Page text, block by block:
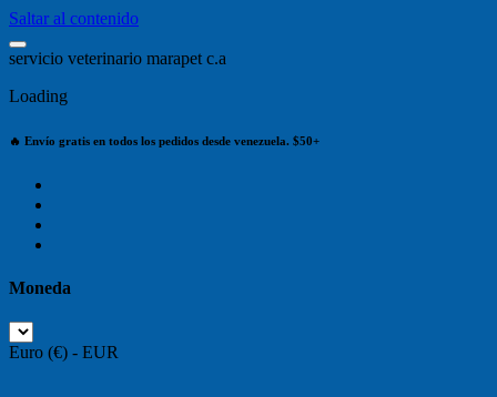
Saltar al contenido
servicio veterinario marapet c.a
Loading
🔥 Envío gratis en todos los pedidos desde venezuela. $50+
Moneda
Euro (€) - EUR